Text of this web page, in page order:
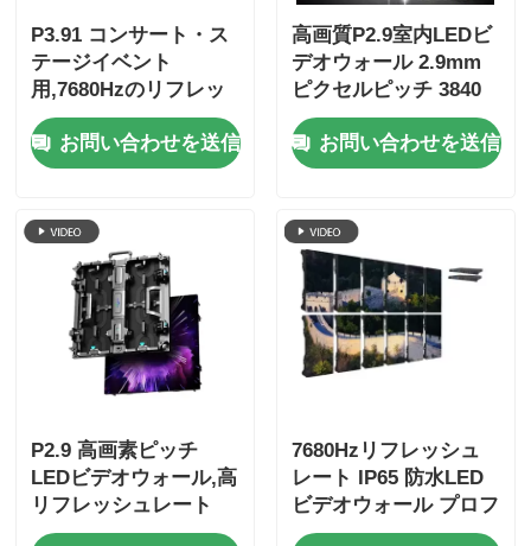
P3.91 コンサート・ス
テージイベント
用,7680Hzのリフレッ
シュレート,フルカラー
ディスプレイ,IP65の保
護付きの屋外LED動画
お問い合わせを送信
高画質P2.9室内LEDビ
デオウォール 2.9mm
ピクセルピッチ 3840
Hzリフレッシュレート
と4500cd/sqm明るさ
お問い合わせを送信
P2.9 高画素ピッチ
LEDビデオウォール,高
リフレッシュレート
7680Hz,ステージイベ
7680Hzリフレッシュ
レート IP65 防水LED
ビデオウォール プロフ
ェッショナルイベント